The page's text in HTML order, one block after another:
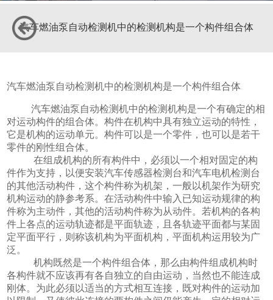
汽车燃油泵自动检测机中的检测机构是一个构件组合体
汽车燃油泵自动检测机中的检测机构是一个构件组合体
汽车燃油泵自动检测机中的检测机构是一个有确定的相
对运动构件的组合体。构件在机构中具有独立运动的特性，
它是机构的运动单元。构件可以是一个零件，也可以是若干
零件的刚性组合体。
在组成机构的所有构件中，必须以一个相对固定的构
件作为支持，以便安装汽车传感器检测台和汽车电机检测台
的其他活动构件，这个构件称为机架，一般以机架作为研究
机构运动的静参考系。在活动构件中输入已知运动规律的构
件称为主动件，其他的活动构件称为从动件。若机构的各构
件上各点的运动轨迹都是平面轨迹，且各轨迹平面都与某固
定平面平行，则称该机构为平面机构，平面机构运用较为广
泛。
机构既然是一个构件组合体，那么由构件组成机构时
各构件就不应该再有各自独立的自由运动，当然也不能连成
刚体。为此必须以适当的方式相互连接，既对构件的运动加